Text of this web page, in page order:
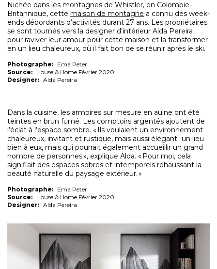
Nichée dans les montagnes de Whistler, en Colombie-
Britannique, cette maison de montagne a connu des week-
ends débordants d’activités durant 27 ans. Les propriétaires
se sont tournés vers la designer d’intérieur Alda Pereira
pour raviver leur amour pour cette maison et la transformer
en un lieu chaleureux, où il fait bon de se réunir après le ski.
Photographe: Ema Peter
Source: House & Home Février 2020
Designer: Alda Pereira
Dans la cuisine, les armoires sur mesure en aulne ont été
teintes en brun fumé. Les comptoirs argentés ajoutent de
l’éclat à l’espace sombre. « Ils voulaient un environnement
chaleureux, invitant et rustique, mais aussi élégant ; un lieu
bien à eux, mais qui pourrait également accueillir un grand
nombre de personnes », explique Alda. « Pour moi, cela
signifiait des espaces sobres et intemporels rehaussant la
beauté naturelle du paysage extérieur. »
Photographe: Ema Peter
Source: House & Home Février 2020
Designer: Alda Pereira